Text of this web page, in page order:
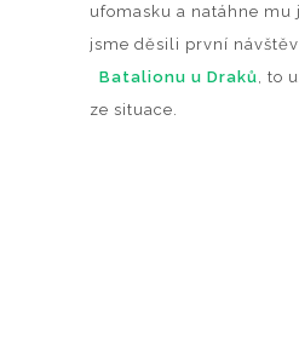
ufomasku a natáhne mu
jsme děsili první
Batalionu u Draků
, to
ze situace.